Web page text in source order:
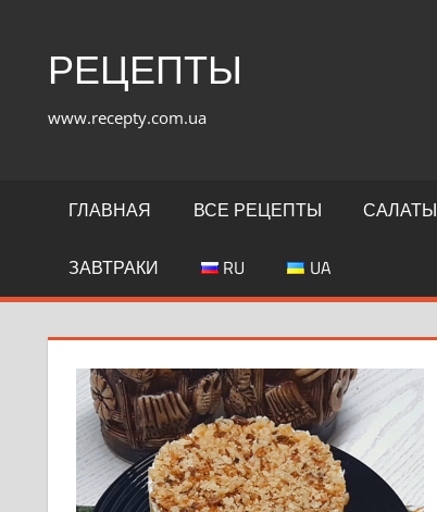
содержимому
РЕЦЕПТЫ
www.recepty.com.ua
ГЛАВНАЯ ВСЕ РЕЦЕПТЫ САЛАТЫ
ЗАВТРАКИ RU UA